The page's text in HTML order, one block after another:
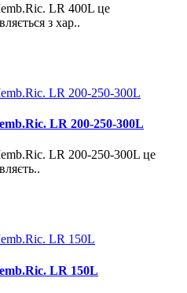
LR 400L це
з хар..
LR 200-250-300L
LR 200-250-300L це
LR 150L